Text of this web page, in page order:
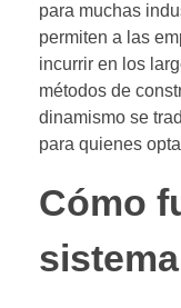
para muchas
permiten a las
incurrir en los
métodos de
dinamismo se
para quienes
Cómo